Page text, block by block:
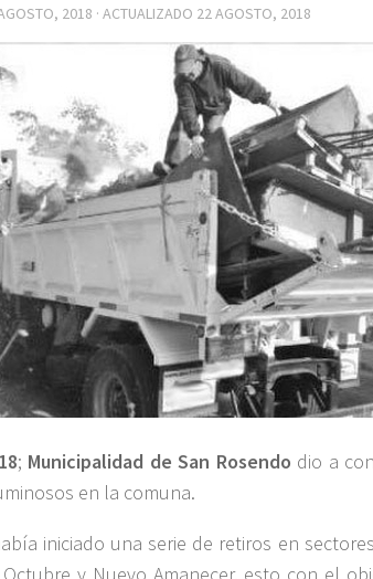
2018 · ACTUALIZADO 22 AGOSTO, 2018
; Municipalidad de San Rosendo dio a
en la comuna.
iniciado una serie de retiros en